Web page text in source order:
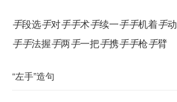
手段选手对手手术手续一手手机着手动
手手法握手两手一把手携手手枪手臂
“左手”造句